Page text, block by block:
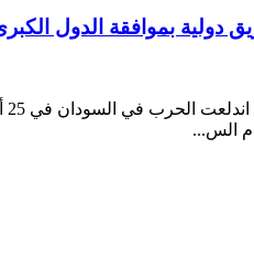
بموافقة الدول
الس...